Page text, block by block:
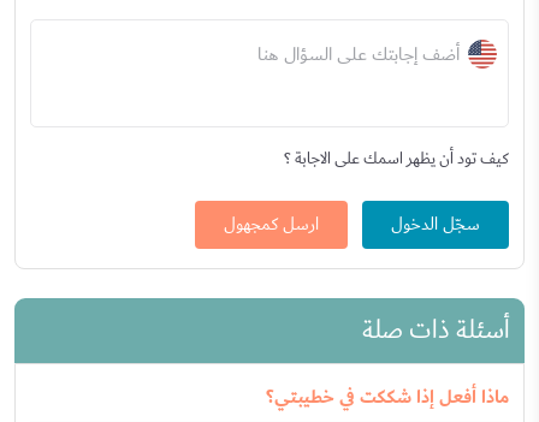
أضف إجابتك على السؤال هنا
كيف تود أن يظهر اسمك على الاجابة ؟
سجّل الدخول ارسل كمجهول
أسئلة ذات صلة
ماذا أفعل إذا شككت في خطيبتي؟